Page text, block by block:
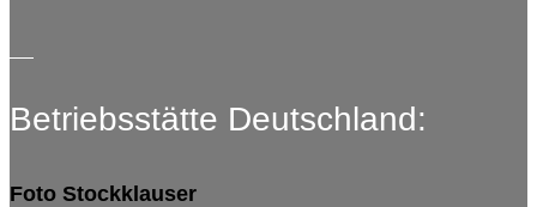
Betriebsstätte Deutschland:
Foto Stockklauser